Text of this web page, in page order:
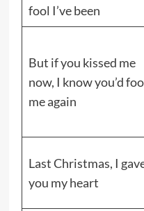
fool I’ve been
But if you kissed me
now, I know you’d
me again
Last Christmas, I
you my heart